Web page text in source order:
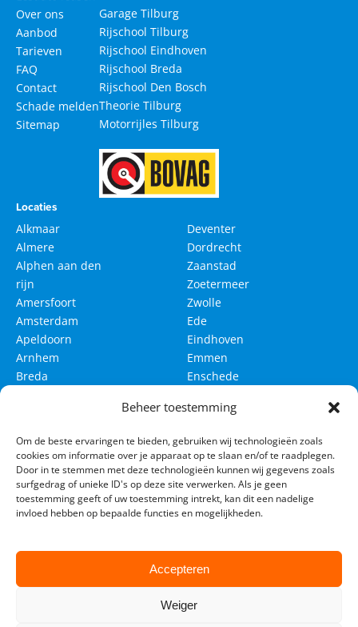
Beheer toestemming
Om de beste ervaringen te bieden, gebruiken wij technologieën zoals
cookies om informatie over je apparaat op te slaan en/of te raadplegen.
Door in te stemmen met deze technologieën kunnen wij gegevens zoals
surfgedrag of unieke ID's op deze site verwerken. Als je geen
toestemming geeft of uw toestemming intrekt, kan dit een nadelige
invloed hebben op bepaalde functies en mogelijkheden.
Accepteren
Weiger
Over ons
Aanbod
Tarieven
FAQ
Contact
Schade melden
Sitemap
Locaties
Alkmaar
Almere
Alphen aan den
rijn
Amersfoort
Amsterdam
Apeldoorn
Arnhem
Breda
Deventer
Dordrecht
Zaanstad
Zoetermeer
Zwolle
Ede
Eindhoven
Emmen
Enschede
Haarlem
Den Haag
Haarlemmermeer
Leeuwarden
Leiden
Maastricht
Nijmegen
Rotterdam
Tilburg
Westland
Garage Tilburg
Rijschool Tilburg
Rijschool Eindhoven
Rijschool Breda
Rijschool Den Bosch
Theorie Tilburg
Motorrijles Tilburg